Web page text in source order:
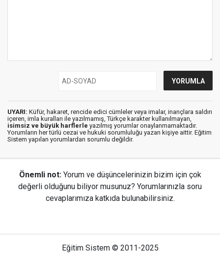
UYARI: Küfür, hakaret, rencide edici cümleler veya imalar, inançlara saldırı
içeren, imla kuralları ile yazılmamış, Türkçe karakter kullanılmayan,
isimsiz ve büyük harflerle yazılmış yorumlar onaylanmamaktadır.
Yorumların her türlü cezai ve hukuki sorumluluğu yazan kişiye aittir. Eğitim
Sistem yapılan yorumlardan sorumlu değildir.
Önemli not: Yorum ve düşüncelerinizin bizim için çok
değerli olduğunu biliyor musunuz? Yorumlarınızla soru
cevaplarımıza katkıda bulunabilirsiniz.
Eğitim Sistem © 2011-2025